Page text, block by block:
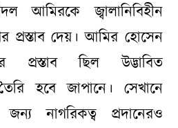
আমিরকে জ্বালানিবিহীন
প্রস্তাব দেয়। আমির হোসেন
প্রস্তাব ছিল উদ্ভাবিত
তৈরি হবে জাপানে। সেখানে
নাগরিকত্ব প্রদানেরও